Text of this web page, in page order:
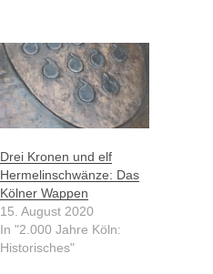
Drei Kronen und elf
Hermelinschwänze: Das
Kölner Wappen
15. August 2020
In "2.000 Jahre Köln:
Historisches"